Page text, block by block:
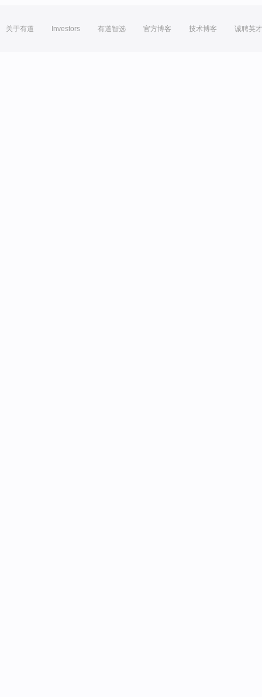
关于有道 Investors 有道智选 官方博客 技术博客 诚聘英才